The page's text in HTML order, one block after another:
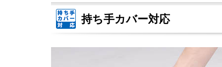
持ち手カバー対応